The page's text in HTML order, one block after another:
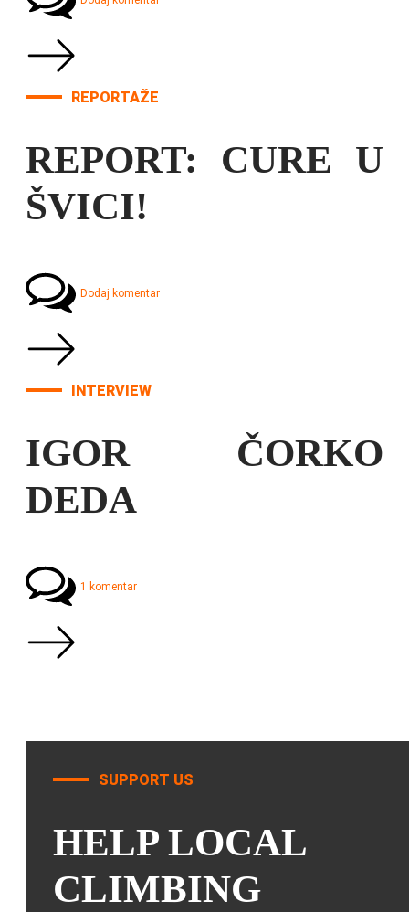
REPORTAŽE
REPORT: CURE U
ŠVICI!
Dodaj komentar
INTERVIEW
IGOR ČORKO
DEDA
1 komentar
SUPPORT US
HELP LOCAL
CLIMBING